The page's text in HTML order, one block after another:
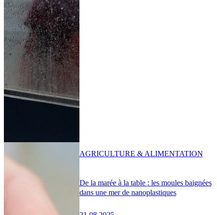
De la marée à la table : les moules baignées
dans une mer de nanoplastiques
AGRICULTURE & ALIMENTATION